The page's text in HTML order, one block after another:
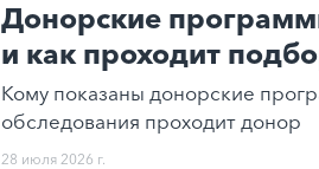
Донорские
и как проходит
Кому показаны донорские
обследования проходит донор
28 июля 2026 г.